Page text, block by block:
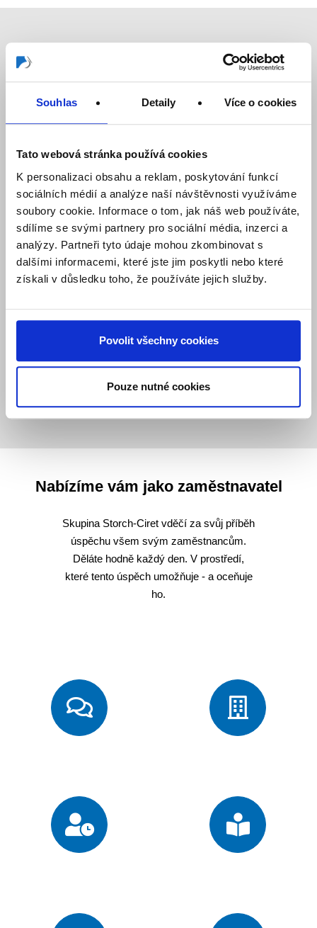
Souhlas Detaily Více o cookies
Tato webová stránka používá cookies
K personalizaci obsahu a reklam, poskytování funkcí
sociálních médií a analýze naší návštěvnosti využíváme
soubory cookie. Informace o tom, jak náš web používáte,
sdílíme se svými partnery pro sociální média, inzerci a
analýzy. Partneři tyto údaje mohou zkombinovat s
dalšími informacemi, které jste jim poskytli nebo které
získali v důsledku toho, že používáte jejich služby.
Povolit všechny cookies
Pouze nutné cookies
Tyto značky patří nám
Nabízíme vám jako zaměstnavatel
Skupina Storch-Ciret vděčí za svůj příběh
úspěchu všem svým zaměstnancům.
Děláte hodně každý den. V prostředí,
které tento úspěch umožňuje - a oceňuje
ho.